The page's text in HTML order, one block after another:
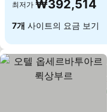
최저가 ₩392,514
7개 사이트의 요금 보기